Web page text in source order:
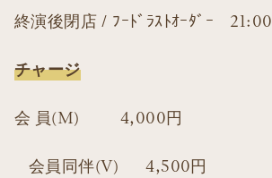
終演後閉店 / ﾌｰﾄﾞﾗｽﾄｵｰﾀﾞｰ 21:00
チャージ
会 員(M) 4,000円
会員同伴(V) 4,500円